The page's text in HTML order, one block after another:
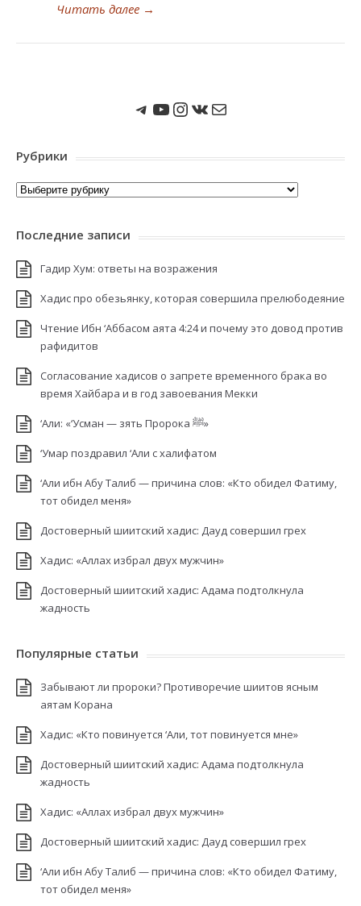
Читать далее →
Мы в Telegram
Мы на Youtube
Instagram
ВКонтакте
Почта
Рубрики
Рубрики
Последние записи
Гадир Хум: ответы на возражения
Хадис про обезьянку, которая совершила прелюбодеяние
Чтение Ибн ‘Аббасом аята 4:24 и почему это довод против
рафидитов
Согласование хадисов о запрете временного брака во
время Хайбара и в год завоевания Мекки
‘Али: «‘Усман — зять Пророка ﷺ»
‘Умар поздравил ‘Али с халифатом
‘Али ибн Абу Талиб — причина слов: «Кто обидел Фатиму,
тот обидел меня»
Достоверный шиитский хадис: Дауд совершил грех
Хадис: «Аллах избрал двух мужчин»
Достоверный шиитский хадис: Адама подтолкнула
жадность
Популярные статьи
Забывают ли пророки? Противоречие шиитов ясным
аятам Корана
Хадис: «Кто повинуется ‘Али, тот повинуется мне»
Достоверный шиитский хадис: Адама подтолкнула
жадность
Хадис: «Аллах избрал двух мужчин»
Достоверный шиитский хадис: Дауд совершил грех
‘Али ибн Абу Талиб — причина слов: «Кто обидел Фатиму,
тот обидел меня»